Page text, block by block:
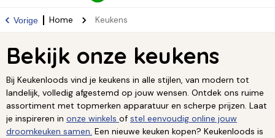
Vorige Home Keukens
Bekijk onze keukens
Bij Keukenloods vind je keukens in alle stijlen, van modern tot
landelijk, volledig afgestemd op jouw wensen. Ontdek ons ruime
assortiment met topmerken apparatuur en scherpe prijzen. Laat
je inspireren in onze winkels of stel eenvoudig online jouw
droomkeuken samen. Een nieuwe keuken kopen? Keukenloods is